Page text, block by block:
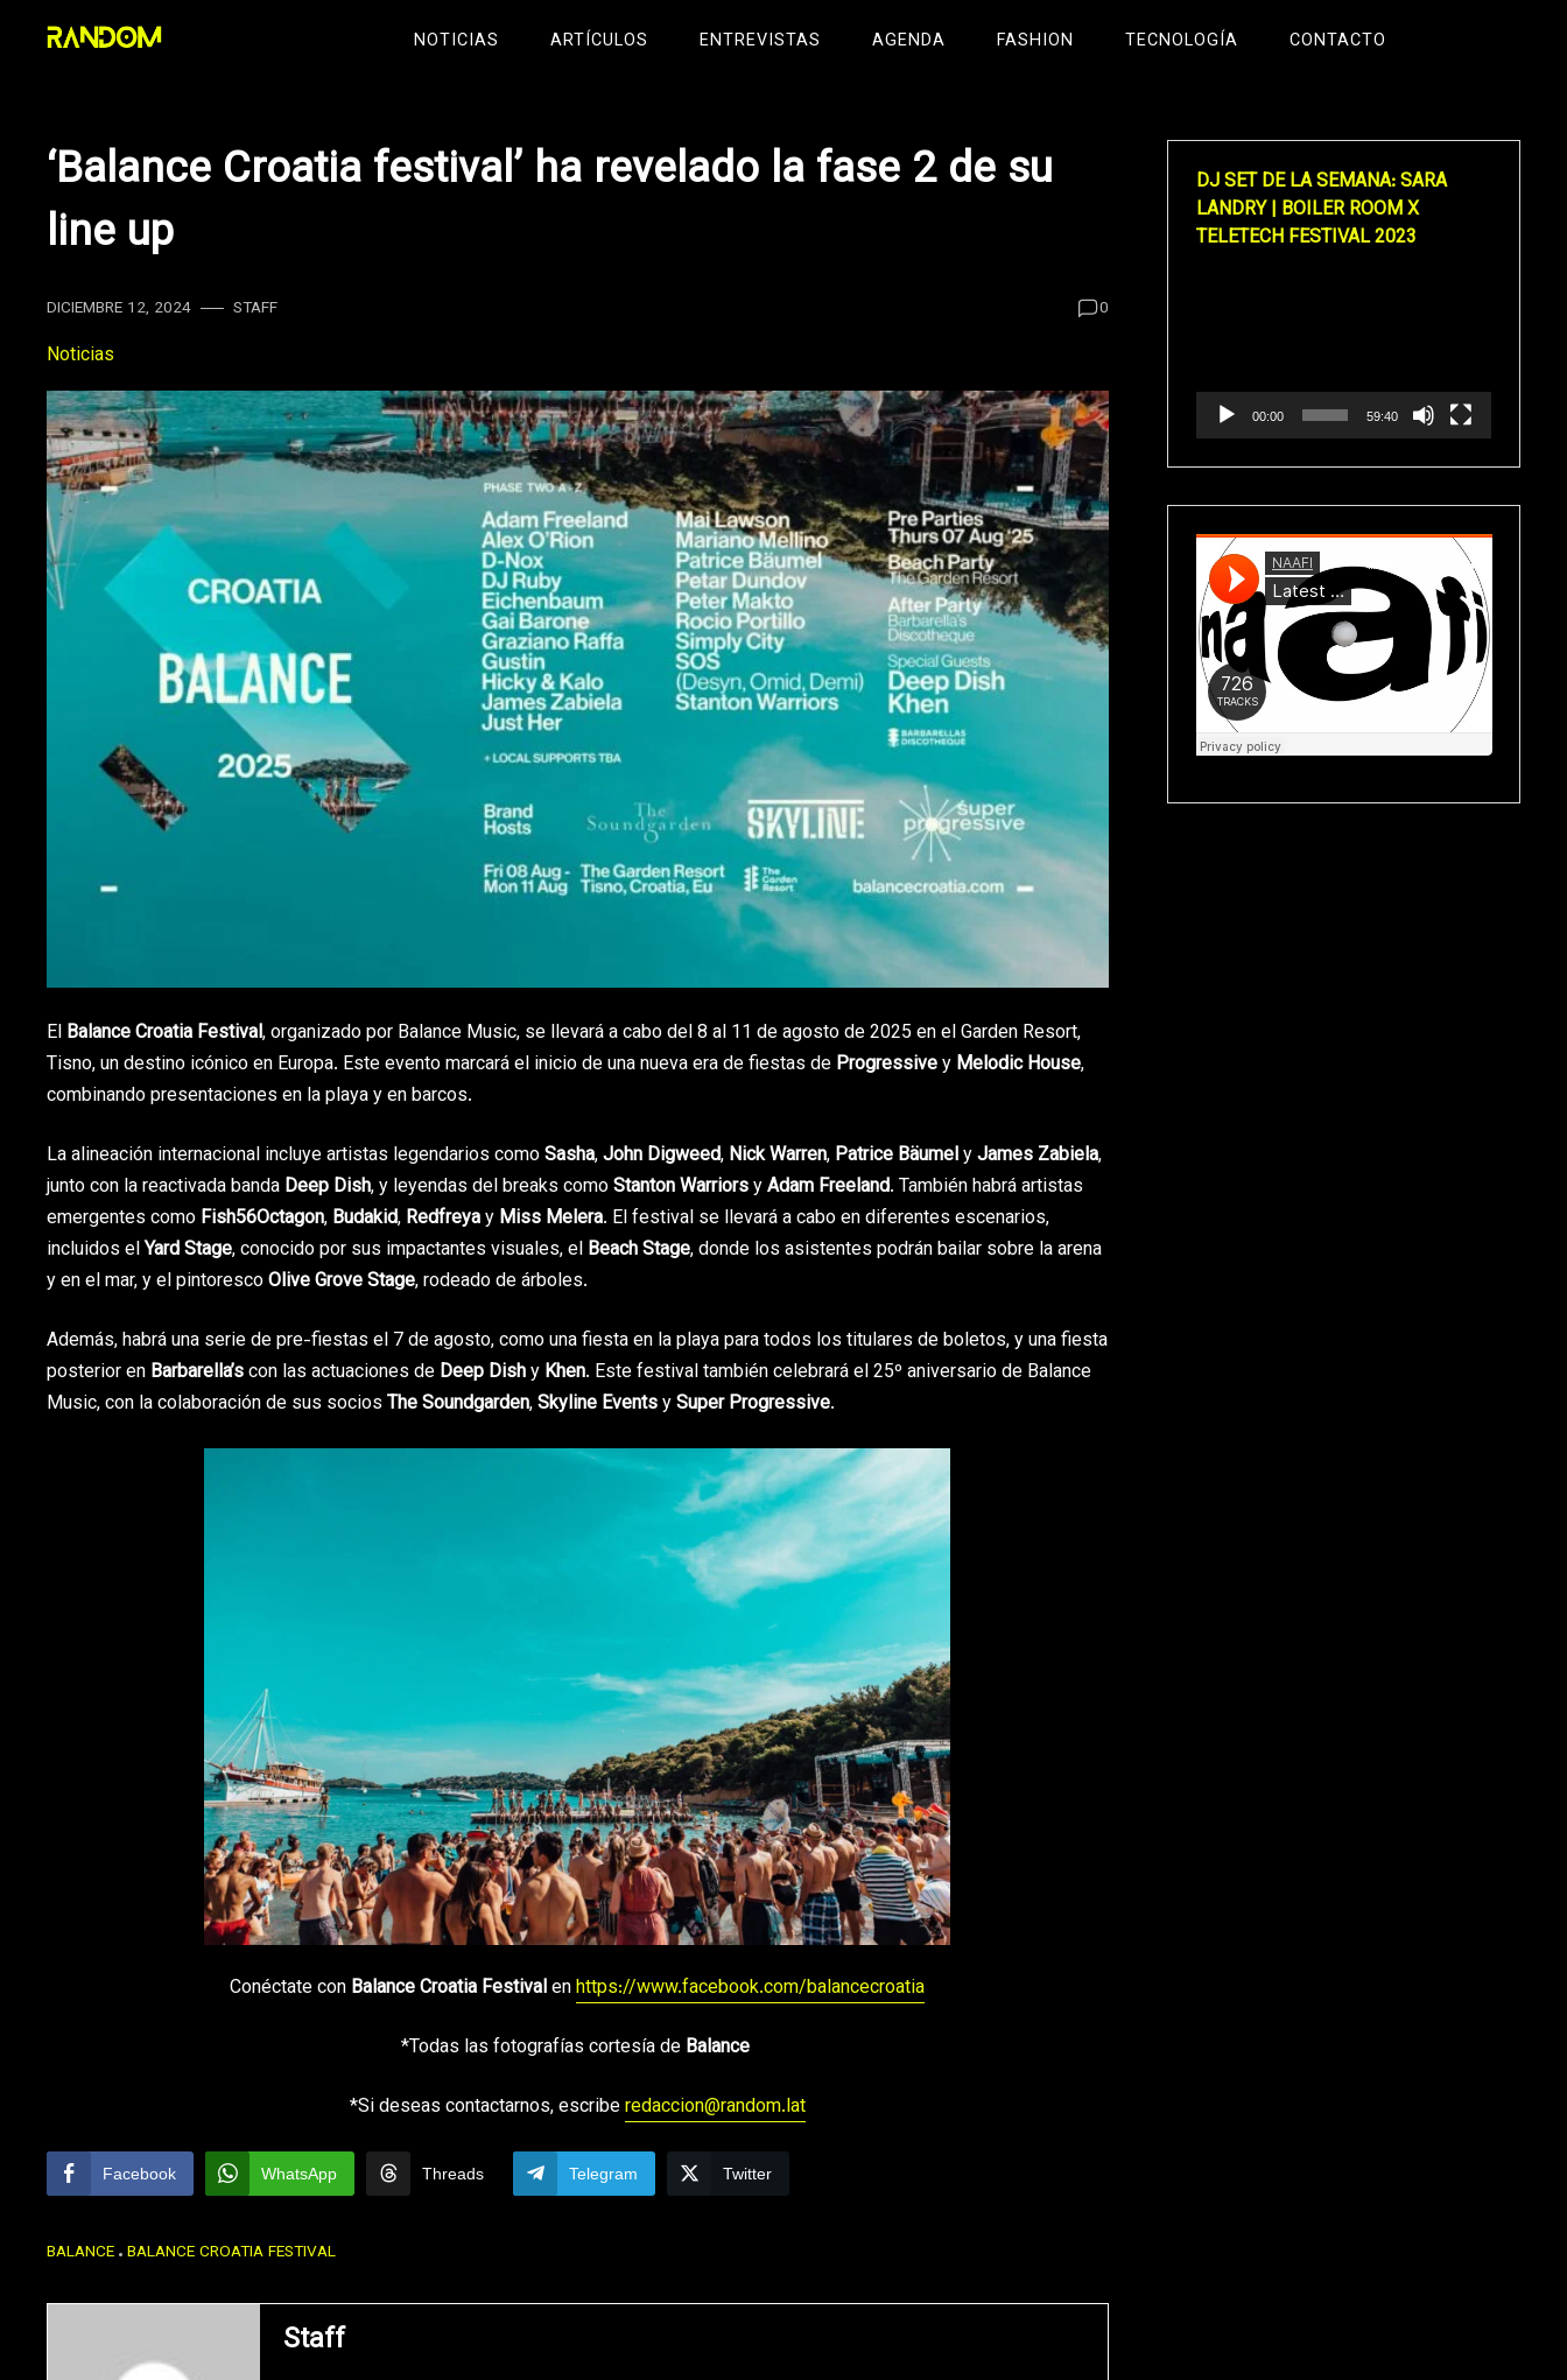
NOTICIAS ARTÍCULOS ENTREVISTAS AGENDA FASHION TECNOLOGÍA CONTACTO
‘Balance Croatia festival’ ha revelado la fase 2 de su
line up
DICIEMBRE 12, 2024 STAFF 0
Noticias
El Balance Croatia Festival, organizado por Balance Music, se llevará a cabo del 8 al 11 de agosto de 2025 en el Garden Resort,
Tisno, un destino icónico en Europa. Este evento marcará el inicio de una nueva era de fiestas de Progressivey Melodic House,
combinando presentaciones en la playa y en barcos.
La alineación internacional incluye artistas legendarios comoSasha,John Digweed, Nick Warren, Patrice BäumelyJames Zabiela,
junto con la reactivada banda Deep Dish, y leyendas del breaks comoStanton WarriorsyAdam Freeland. También habrá artistas
emergentes como Fish56Octagon, Budakid, Redfreyay Miss Melera. El festival se llevará a cabo en diferentes escenarios,
incluidos elYard Stage, conocido por sus impactantes visuales, el Beach Stage, donde los asistentes podrán bailar sobre la arena
y en el mar, y el pintorescoOlive Grove Stage, rodeado de árboles.
Además, habrá una serie de pre-fiestas el 7 de agosto, como una fiesta en la playa para todos los titulares de boletos, y una fiesta
posterior en Barbarella’scon las actuaciones de Deep Dishy Khen. Este festival también celebrará el 25º aniversario de Balance
Music, con la colaboración de sus socios The Soundgarden,Skyline EventsySuper Progressive.
Conéctate con Balance Croatia Festivalenhttps://www.facebook.com/balancecroatia
*Todas las fotografías cortesía de Balance
*Si deseas contactarnos, escriberedaccion@random.lat
Facebook WhatsApp Threads Telegram Twitter
BALANCE BALANCE CROATIA FESTIVAL
Staff
DJ SET DE LA SEMANA: SARA
LANDRY | BOILER ROOM X
TELETECH FESTIVAL 2023
00:00 59:40